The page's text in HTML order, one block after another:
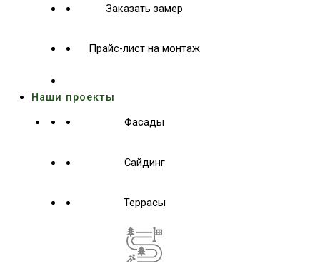
Заказать замер
Прайс-лист на монтаж
Наши проекты
Фасады
Сайдинг
Террасы